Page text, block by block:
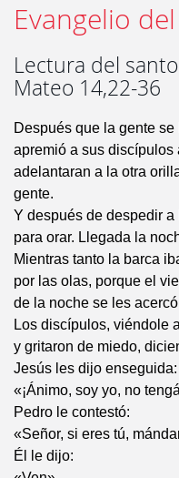
Evangelio
Lectura del
Mateo 14,22-36
Después que la gente
apremió a sus discípulos
adelantaran a la otra
gente.
Y después de despedir
para orar. Llegada la
Mientras tanto la barca
por las olas, porque el
de la noche se les
Los discípulos, viéndole
y gritaron de miedo,
Jesús les dijo enseguida:
«¡Ánimo, soy yo, no
Pedro le contestó:
«Señor, si eres tú,
Él le dijo: